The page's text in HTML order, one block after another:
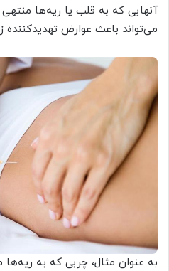
آنهایی که به قلب یا ریه‌ها
می‌تواند باعث عوارض تهدیدکننده
به عنوان مثال، چربی که به